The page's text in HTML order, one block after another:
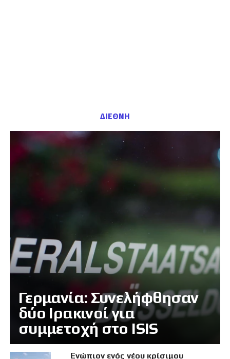
ΔΙΕΘΝΗ
Γερμανία: Συνελήφθησαν
δύο Ιρακινοί για
συμμετοχή στο ISIS
Eνώπιον ενός νέου κρίσιμου